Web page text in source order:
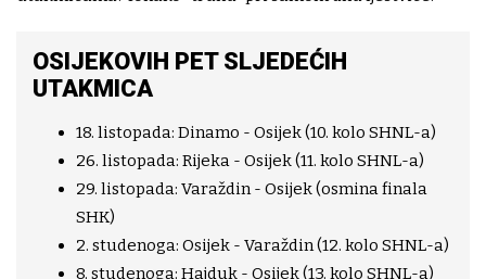
OSIJEKOVIH PET SLJEDEĆIH
UTAKMICA
18. listopada: Dinamo - Osijek (10. kolo SHNL-a)
26. listopada: Rijeka - Osijek (11. kolo SHNL-a)
29. listopada: Varaždin - Osijek (osmina finala
SHK)
2. studenoga: Osijek - Varaždin (12. kolo SHNL-a)
8. studenoga: Hajduk - Osijek (13. kolo SHNL-a)